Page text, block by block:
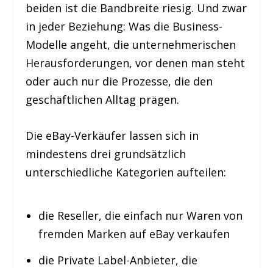
beiden ist die Bandbreite riesig. Und zwar
in jeder Beziehung: Was die Business-
Modelle angeht, die unternehmerischen
Herausforderungen, vor denen man steht
oder auch nur die Prozesse, die den
geschäftlichen Alltag prägen.
Die eBay-Verkäufer lassen sich in
mindestens drei grundsätzlich
unterschiedliche Kategorien aufteilen:
die Reseller, die einfach nur Waren von
fremden Marken auf eBay verkaufen
die Private Label-Anbieter, die